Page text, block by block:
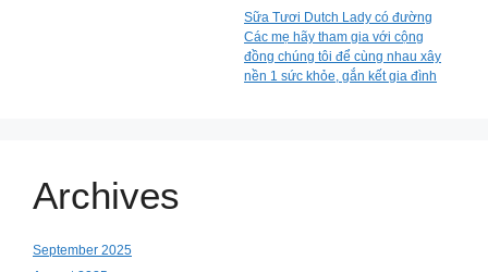
Sữa Tươi Dutch Lady có đường
Các mẹ hãy tham gia với cộng
đồng chúng tôi để cùng nhau xây
nền 1 sức khỏe, gắn kết gia đình
Archives
September 2025